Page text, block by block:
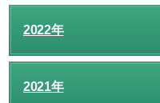
2022年
2021年